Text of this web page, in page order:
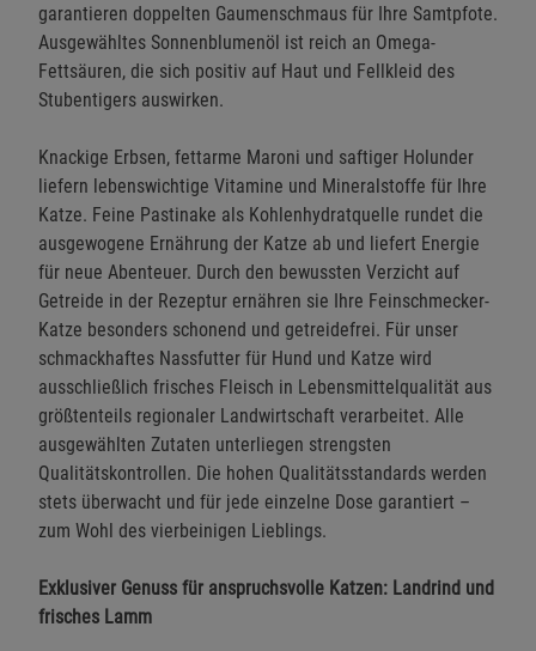
garantieren doppelten Gaumenschmaus für Ihre Samtpfote.
Ausgewähltes Sonnenblumenöl ist reich an Omega-
Fettsäuren, die sich positiv auf Haut und Fellkleid des
Stubentigers auswirken.
Knackige Erbsen, fettarme Maroni und saftiger Holunder
liefern lebenswichtige Vitamine und Mineralstoffe für Ihre
Katze. Feine Pastinake als Kohlenhydratquelle rundet die
ausgewogene Ernährung der Katze ab und liefert Energie
für neue Abenteuer. Durch den bewussten Verzicht auf
Getreide in der Rezeptur ernähren sie Ihre Feinschmecker-
Katze besonders schonend und getreidefrei. Für unser
schmackhaftes Nassfutter für Hund und Katze wird
ausschließlich frisches Fleisch in Lebensmittelqualität aus
größtenteils regionaler Landwirtschaft verarbeitet. Alle
ausgewählten Zutaten unterliegen strengsten
Qualitätskontrollen. Die hohen Qualitätsstandards werden
stets überwacht und für jede einzelne Dose garantiert –
zum Wohl des vierbeinigen Lieblings.
Exklusiver Genuss für anspruchsvolle Katzen: Landrind und
frisches Lamm